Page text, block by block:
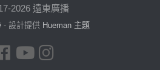
2026 遠東廣播
- 設計提供 Hueman 主題